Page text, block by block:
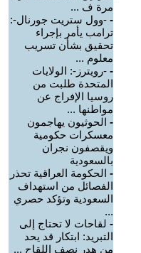
مرة ف ...
- -وول ستريت جورنال-:
ترامب يأمر بإجراء
تحقيق بشأن تسريب
معلوم ...
- -رويترز-: الولايات
المتحدة طلبت من
روسيا الإفراج عن
مواطنها ...
- الحوثيون يهاجمون
معسكرات حكومية
ويقصفون نجران
بالسعودية
- الحكومة العراقية تحذر
الفصائل من استهداف
السعودية وتؤكد حصري
...
- لقاحات لا تحتاج إلى
التبريد: ابتكار قد يحد
من هدر نصف اللقاح ...